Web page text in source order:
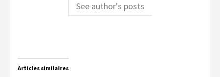
See author's posts
Articles similaires